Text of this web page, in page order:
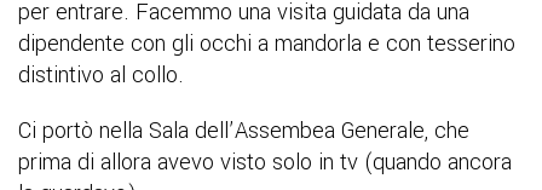
per entrare. Facemmo una visita guidata da una
dipendente con gli occhi a mandorla e con tesserino
distintivo al collo.
Ci portò nella Sala dell’Assembea Generale, che
prima di allora avevo visto solo in tv (quando ancora